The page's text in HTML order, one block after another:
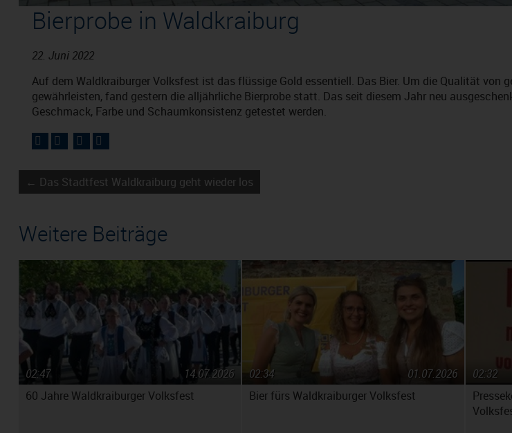
Bierprobe in Waldkraiburg
22. Juni 2022
Auf dem Waldkraiburger Volksfest ist das flüssige Gold essentiell. Das Bier. Um die Qualität von
gewährleisten, fand gestern die alljährliche Bierprobe statt. Das seit diesem Jahr neu
Geschmack, Farbe und Schaumkonsistenz getestet werden.
← Das Stadtfest Waldkraiburg geht wieder los
Weitere Beiträge
60 Jahre Waldkraiburger Volksfest
14.07.2026
02:47
Bier fürs Waldkraiburger Volksfest
01.07.2026
02:34
02:32